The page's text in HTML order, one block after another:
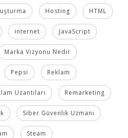
Hosting HTML
internet JavaScript
Marka Vizyonu Nedir
Pepsi Reklam
Uzantıları Remarketing
Siber Güvenlik Uzmanı
Steam